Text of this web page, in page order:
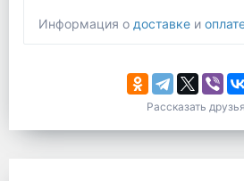
Информация о доставке и
Рассказать